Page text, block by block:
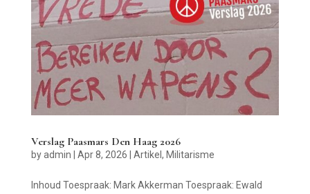
Verslag Paasmars Den Haag 2026
byadmin | Apr 8, 2026 | Artikel, Militarisme
Inhoud Toespraak: Mark Akkerman Toespraak: Ewald